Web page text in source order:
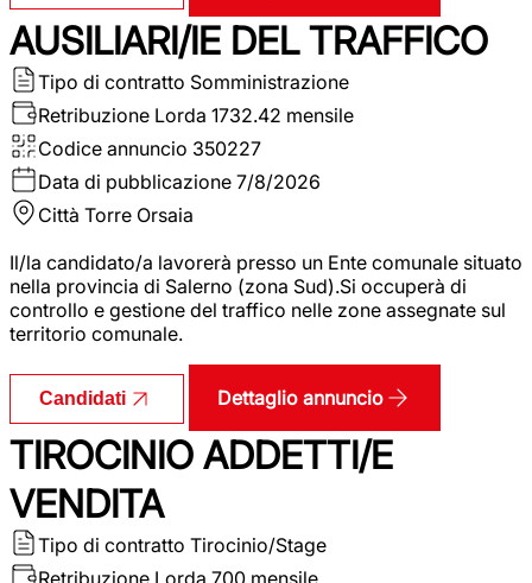
AUSILIARI/IE DEL TRAFFICO
Tipo di contratto Somministrazione
Retribuzione Lorda 1732.42 mensile
Codice annuncio 350227
Data di pubblicazione 7/8/2026
Città Torre Orsaia
Il/la candidato/a lavorerà presso un Ente comunale situato
nella provincia di Salerno (zona Sud).Si occuperà di
controllo e gestione del traffico nelle zone assegnate sul
territorio comunale.
Candidati Dettaglio annuncio
TIROCINIO ADDETTI/E
VENDITA
Tipo di contratto Tirocinio/Stage
Retribuzione Lorda 700 mensile